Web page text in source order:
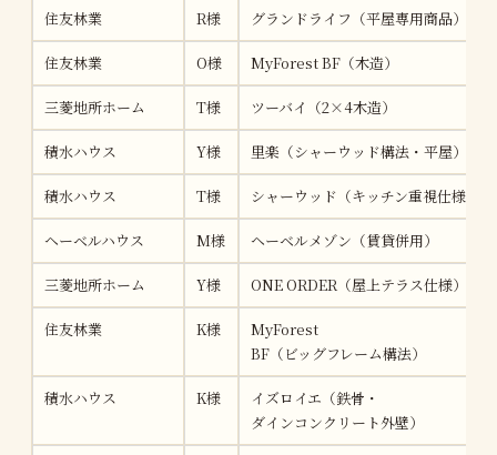
住友林業 R様 グランドライフ（平屋専用商品）
住友林業 O様 MyForest BF（木造）
三菱地所ホーム T様 ツーバイ（2×4木造）
積水ハウス Y様 里楽（シャーウッド構法・平屋）
積水ハウス T様 シャーウッド（キッチン重視仕様）
ヘーベルハウス M様 ヘーベルメゾン（賃貸併用）
三菱地所ホーム Y様 ONE ORDER（屋上テラス仕様）
住友林業 K様
MyForest
BF（ビッグフレーム構法）
積水ハウス K様
イズロイエ（鉄骨・
ダインコンクリート外壁）